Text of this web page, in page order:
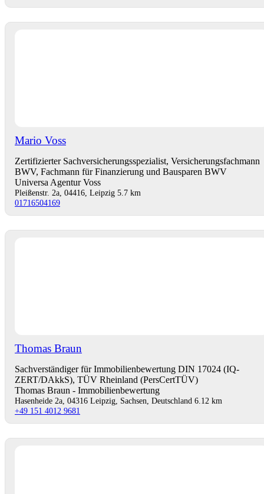
Mario Voss
Zertifizierter Sachversicherungsspezialist, Versicherungsfachmann
BWV, Fachmann für Finanzierung und Bausparen BWV
Universa Agentur Voss
Pleißenstr. 2a, 04416, Leipzig 5.7 km
01716504169
Thomas Braun
Sachverständiger für Immobilienbewertung DIN 17024 (IQ-
ZERT/DAkkS), TÜV Rheinland (PersCertTÜV)
Thomas Braun - Immobilienbewertung
Hasenheide 2a, 04316 Leipzig, Sachsen, Deutschland 6.12 km
+49 151 4012 9681